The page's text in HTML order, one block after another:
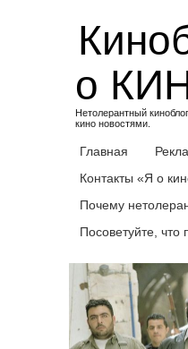
о
Нетолерантный
кино новостями.
Главная
Контакты «Я о
Почему
Посоветуйте, что